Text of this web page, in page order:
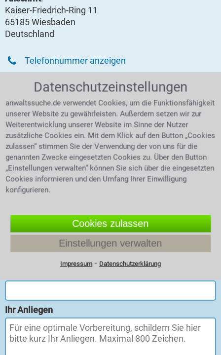
Kaiser-Friedrich-Ring 11
65185 Wiesbaden
Deutschland
Telefonnummer anzeigen
Faxnummer anzeigen
KONTAKTFORMULAR / RÜCKRUF
Am einfachsten nehmen Sie mit unserer Kanzlei Kontakt auf,
indem Sie das nachfolgende Formular ausfüllen.
zurück.
Vorname, Nachname
Ihr Anliegen
Datenschutzeinstellungen
anwaltssuche.de verwendet Cookies, um die Funktionsfähigkeit
unserer Website zu gewährleisten. Außerdem setzen wir zur
Weiterentwicklung unserer Website im Sinne der Nutzer
zusätzliche Cookies ein. Mit dem Klick auf den Button „Cookies
zulassen“ stimmen Sie der Verwendung der von uns für die
genannten Zwecke eingesetzten Cookies zu. Über den Button
„Einstellungen verwalten“ können Sie sich über die eingesetzten
Cookies informieren und den Umfang Ihrer Einwilligung
konfigurieren.
Cookies zulassen
Einstellungen verwalten
Impressum⁃ Datenschutzerklärung